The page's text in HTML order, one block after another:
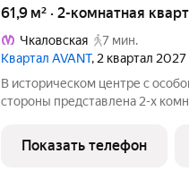
61,9 м² · 2-комнатная
Чкаловская
7 мин.
Квартал AVANT, 2 квартал 2027
В историческом центре с
стороны представлена 2-х
представлены уникальные
премиум. Пространство вокруг
Показать телефон